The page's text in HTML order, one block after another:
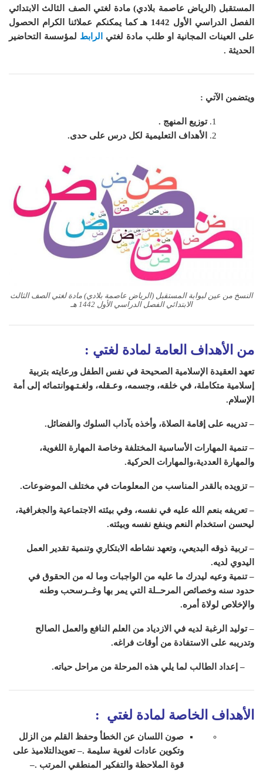
المستقبل (الرياض عاصمة بلادي) مادة لغتي الصف الثالث الابتدائي
الفصل الدراسي الأول 1442 هـ
كما يمكنكم عملائنا الكرام الحصول
على العينات المجانية او طلب مادة لغتي
الرابط لمؤسسة التحاضير
الحديثة .
ويتضمن الآتي :
توزيع المنهج .
الأهداف التعليمية لكل درس على حدى.
النسخ من عين لبوابة المستقبل (الرياض عاصمة بلادي) مادة لغتي الصف الثالث
الابتدائي الفصل الدراسي الأول 1442 هـ
من الأهداف العامة لمادة لغتي :
تعهد العقيدة الإسلامية الصحيحة في نفس الطفل ورعايته بتربية
إسلامية متكاملة، في خلقه، وجسمه، وعـقله، ولغـتـهوانتمائه إلى أمة
الإسلام.
– تدريبه على إقامة الصلاة، وأخذه بآداب السلوك والفضائل.
– تنمية المهارات الأساسية المختلفة وخاصة المهارة اللغوية،
والمهارة العددية،والمهارات الحركية.
– تزويده بالقدر المناسب من المعلومات في مختلف الموضوعات.
– تعريفه بنعم الله عليه في نفسه، وفي بيئته الاجتماعية والجغرافية،
ليحسن استخدام النعم وينفع نفسه وبيئته.
– تربية ذوقه البديعي، وتعهد نشاطه الابتكاري وتنمية تقدير العمل
اليدوي لديه.
– تنمية وعيه ليدرك ما عليه من الواجبات وما له من الحقوق في
حدود سنه وخصائص المرحــلة التي يمر بها وغــرسحب وطنه
والإخلاص لولاة أمره.
– توليد الرغبة لديه في الازدياد من العلم النافع والعمل الصالح
وتدريبه على الاستفادة من أوقات فراغه.
– إعداد الطالب لما يلي هذه المرحلة من مراحل حياته.
الأهداف الخاصة لمادة لغتي :
صون اللسان عن الخطأ وحفظ القلم من الزلل
وتكوين عادات لغوية سليمة .– تعويدالتلاميذ على
قوة الملاحظة والتفكير المنطقي المرتب .
–